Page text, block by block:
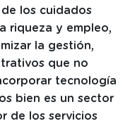
los cuidados
riqueza y empleo,
la gestión,
que no
tecnología
bien es un sector
de los servicios